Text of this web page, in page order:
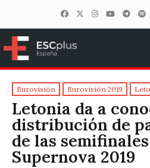
ESCplus España
Eurovisión Eurovisión 2019
Letonia da a
distribución de
de las
Supernova 2019